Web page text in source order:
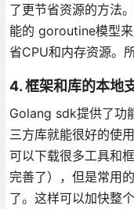
了更节省资源的方法
能的 goroutine模型
省CPU和内存资源。
4. 框架和库的本地
Golang sdk提供了功
三方库就能很好的使
可以下载很多工具和
完善了），但是常用
了。这样可以加快整